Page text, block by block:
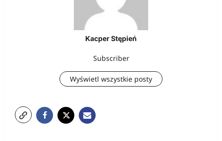
Kacper Stępień
Subscriber
Wyświetl wszystkie posty